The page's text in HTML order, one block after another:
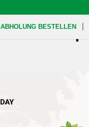
ABHOLUNG BESTELLEN